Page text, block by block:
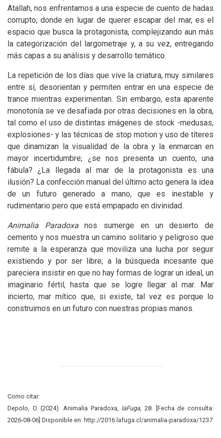
Atallah, nos enfrentamos a una especie de cuento de hadas
corrupto, donde en lugar de querer escapar del mar, es el
espacio que busca la protagonista, complejizando aun más
la categorización del largometraje y, a su vez, entregando
más capas a su análisis y desarrollo temático.
La repetición de los días que vive la criatura, muy similares
entre sí, desorientan y permiten entrar en una especie de
trance mientras experimentan. Sin embargo, esta aparente
monotonía se ve desafiada por otras decisiones en la obra,
tal como el uso de distintas imágenes de stock -medusas,
explosiones- y las técnicas de stop motion y uso de títeres
que dinamizan la visualidad de la obra y la enmarcan en
mayor incertidumbre; ¿se nos presenta un cuento, una
fábula? ¿La llegada al mar de la protagonista es una
ilusión? La confección manual del último acto genera la idea
de un futuro generado a mano, que es inestable y
rudimentario pero que está empapado en divinidad.
Animalia Paradoxanos sumerge en un desierto de
cemento y nos muestra un camino solitario y peligroso que
remite a la esperanza que moviliza una lucha por seguir
existiendo y por ser libre; a la búsqueda incesante que
pareciera insistir en que no hay formas de lograr un ideal, un
imaginario fértil, hasta que se logre llegar al mar. Mar
incierto, mar mítico que, si existe, tal vez es porque lo
construimos en un futuro con nuestras propias manos.
Como citar:
Depolo, O. (2024). Animalia Paradoxa, laFuga, 28. [Fecha de consulta:
2026-08-06] Disponible en: http://2016.lafuga.cl/animalia-paradoxa/1237